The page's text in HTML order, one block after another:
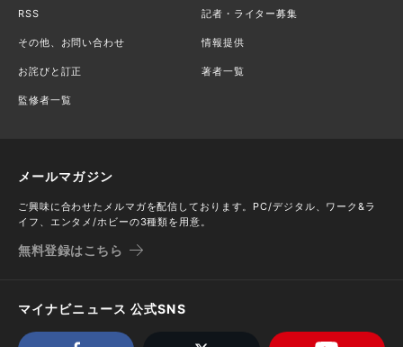
RSS 記者・ライター募集
その他、お問い合わせ 情報提供
お詫びと訂正 著者一覧
監修者一覧
メールマガジン
ご興味に合わせたメルマガを配信しております。PC/デジタル、ワーク&ラ
イフ、エンタメ/ホビーの3種類を用意。
無料登録はこちら
マイナビニュース 公式SNS